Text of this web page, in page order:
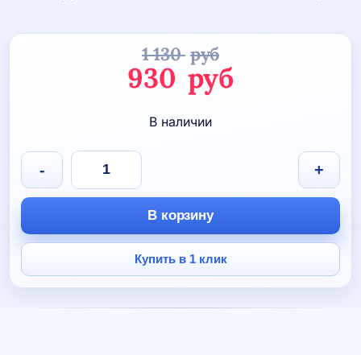
1 130 руб
цена
составляла
130 руб.
930 руб
Текущая
цена:
В наличии
Количество
товара
Носки
спортивные
с
махровым
следом
(3
- +
В корзину
Купить в 1 клик